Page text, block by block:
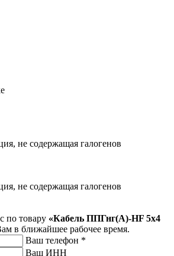
не содержащая галогенов
не содержащая галогенов
по товару «Кабель ППГнг(А)-HF 5х4
в ближайшее рабочее время.
Ваш телефон *
Ваш ИНН